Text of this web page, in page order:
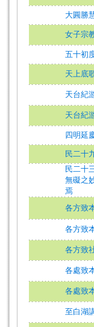
大圓勝
女子宗
五十初
天上底
天台紀
天台紀
四明延
民二十
民二十
無礙之
焉
各方致
各方致
各方致
各處致
各處致
至白湖